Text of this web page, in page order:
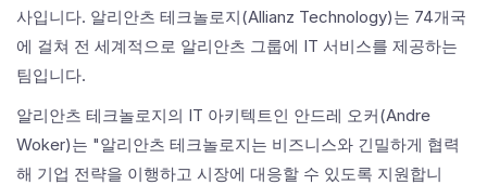
사입니다. 알리안츠 테크놀로지(Allianz Technology)는 74개국
에 걸쳐 전 세계적으로 알리안츠 그룹에 IT 서비스를 제공하는
팀입니다.
알리안츠 테크놀로지의 IT 아키텍트인 안드레 오커(Andre
Woker)는 "알리안츠 테크놀로지는 비즈니스와 긴밀하게 협력
해 기업 전략을 이행하고 시장에 대응할 수 있도록 지원합니